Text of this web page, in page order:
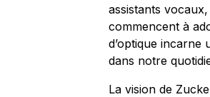
assistants
commencent à
d’optique
dans notre
La vision de